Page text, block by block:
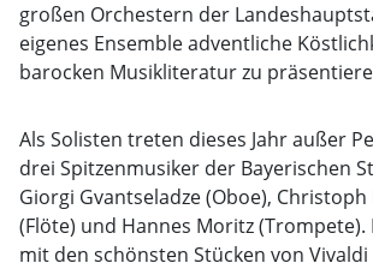
großen Orchestern der
eigenes Ensemble adventliche
barocken Musikliteratur zu
Als Solisten treten dieses Jahr außer
drei Spitzenmusiker der Bayerischen
Giorgi Gvantseladze (Oboe),
(Flöte) und Hannes Moritz
mit den schönsten Stücken von